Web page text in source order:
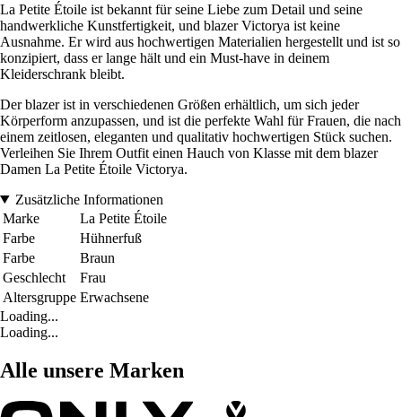
La Petite Étoile ist bekannt für seine Liebe zum Detail und seine
handwerkliche Kunstfertigkeit, und blazer Victorya ist keine
Ausnahme. Er wird aus hochwertigen Materialien hergestellt und ist so
konzipiert, dass er lange hält und ein Must-have in deinem
Kleiderschrank bleibt.
Der blazer ist in verschiedenen Größen erhältlich, um sich jeder
Körperform anzupassen, und ist die perfekte Wahl für Frauen, die nach
einem zeitlosen, eleganten und qualitativ hochwertigen Stück suchen.
Verleihen Sie Ihrem Outfit einen Hauch von Klasse mit dem blazer
Damen La Petite Étoile Victorya.
Zusätzliche Informationen
Marke
La Petite Étoile
Farbe
Hühnerfuß
Farbe
Braun
Geschlecht
Frau
Altersgruppe Erwachsene
Loading...
Loading...
Alle unsere Marken